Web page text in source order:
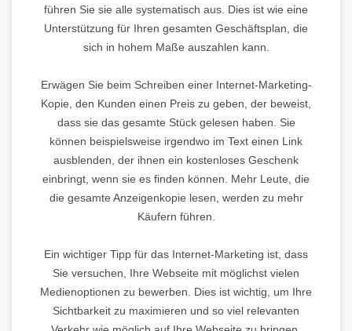
führen Sie sie alle systematisch aus. Dies ist wie eine
Unterstützung für Ihren gesamten Geschäftsplan, die
sich in hohem Maße auszahlen kann.
Erwägen Sie beim Schreiben einer Internet-Marketing-
Kopie, den Kunden einen Preis zu geben, der beweist,
dass sie das gesamte Stück gelesen haben. Sie
können beispielsweise irgendwo im Text einen Link
ausblenden, der ihnen ein kostenloses Geschenk
einbringt, wenn sie es finden können. Mehr Leute, die
die gesamte Anzeigenkopie lesen, werden zu mehr
Käufern führen.
Ein wichtiger Tipp für das Internet-Marketing ist, dass
Sie versuchen, Ihre Webseite mit möglichst vielen
Medienoptionen zu bewerben. Dies ist wichtig, um Ihre
Sichtbarkeit zu maximieren und so viel relevanten